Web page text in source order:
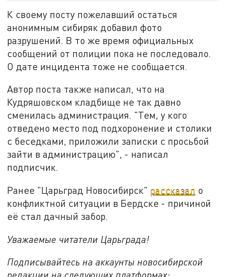
К своему посту пожелавший остаться
анонимным сибиряк добавил фото
разрушений. В то же время официальных
сообщений от полиции пока не последовало.
О дате инцидента тоже не сообщается.
Автор поста также написал, что на
Кудряшовском кладбище не так давно
сменилась администрация. "Тем, у кого
отведено место под подхоронение и столики
с беседками, приложили записки с просьбой
зайти в администрацию", - написал
подписчик.
Ранее "Царьград Новосибирск" рассказал о
конфликтной ситуации в Бердске - причиной
её стал дачный забор.
Уважаемые читатели Царьграда!
Подписывайтесь на аккаунты новосибирской